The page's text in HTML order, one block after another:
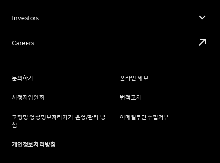
Investors
Careers
문의하기 온라인 제보
시청자위원회 법적고지
고정형 영상정보처리기기 운영/관리 방
침
이메일무단수집거부
개인정보처리방침